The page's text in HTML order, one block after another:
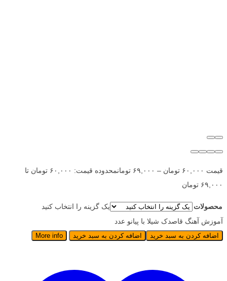
قیمت ۶۰,۰۰۰ تومان – ۶۹,۰۰۰ تومان
محدوده قیمت: ۶۰,۰۰۰ تومان تا
۶۹,۰۰۰ تومان
محصولات
یک گزینه را انتخاب کنید
آموزش آهنگ قاصدک شیلا با پیانو عدد
اضافه کردن به سبد خرید اضافه کردن به سبد خرید More info